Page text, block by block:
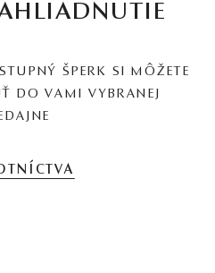
ŠPERK SI MÔŽETE
DO VAMI VYBRANEJ